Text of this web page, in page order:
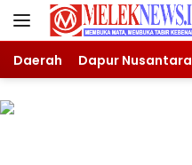
Langsung
Daerah Dapur Nusantara